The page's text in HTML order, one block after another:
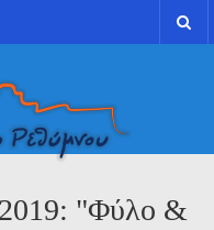
2019: "Φύλο &